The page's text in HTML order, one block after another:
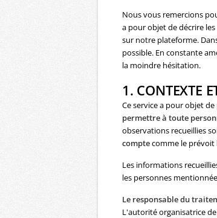
Nous vous remercions
a pour objet de décrire
sur notre plateforme.
possible. En constante
la moindre hésitation.
1. CONTEXTE
Ce service a pour objet de
permettre à toute
observations recueillies
comptecomme le prévoit
Les informations
les personnes
Le responsable du
L'autorité organisatrice